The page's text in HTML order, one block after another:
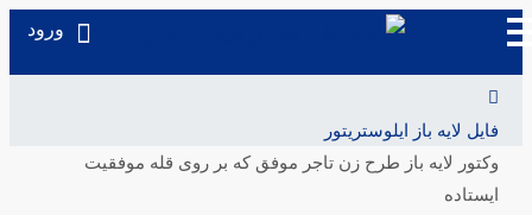
ورود
فایل لایه باز ایلوستریتور
وکتور لایه باز طرح زن تاجر موفق که بر روی قله موفقیت
ایستاده